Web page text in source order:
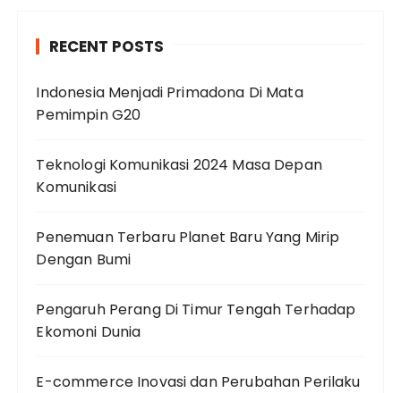
RECENT POSTS
Indonesia Menjadi Primadona Di Mata
Pemimpin G20
Teknologi Komunikasi 2024 Masa Depan
Komunikasi
Penemuan Terbaru Planet Baru Yang Mirip
Dengan Bumi
Pengaruh Perang Di Timur Tengah Terhadap
Ekomoni Dunia
E-commerce Inovasi dan Perubahan Perilaku